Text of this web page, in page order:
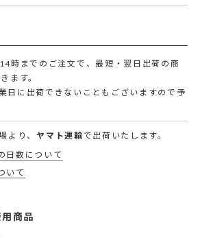
時までのご注文で、最短・翌日出荷の商
ます。
日に出荷できないこともございますので予
より、ヤマト運輸で出荷いたします。
日数について
いて
商品